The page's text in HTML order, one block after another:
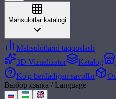
Mahsulotlar katalogi
Mahsulotlarni taqqoslash
3D Vizualizator
Katalog
Ko'p beriladigan savollar
Выбор языка / Language